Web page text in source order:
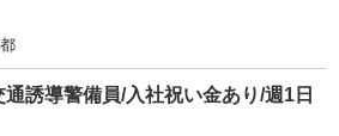
誘導警備員/入社祝い金あり/週1日